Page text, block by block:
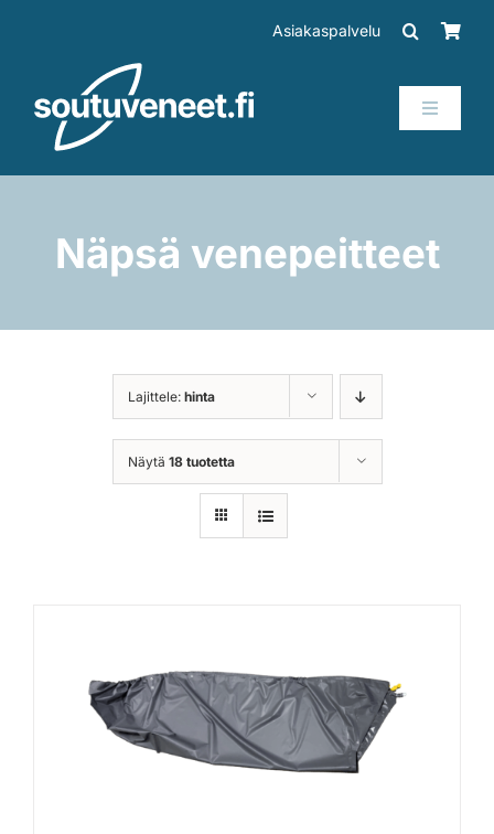
Asiakaspalvelu
Toggle
Perämoottorit
Rahoitus
Asiakaskokemuksia
Näpsä venepeitteet
Lajittele: hinta
Näytä 18 tuotetta